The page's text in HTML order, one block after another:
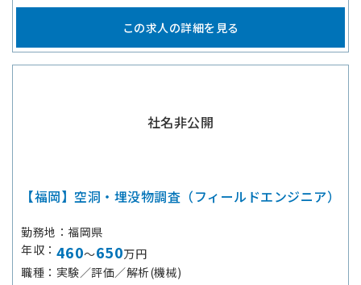
この求人の詳細を見る
社名非公開
【福岡】空洞・埋没物調査（フィールドエンジニア）
勤務地
福岡県
年収
460～650万円
職種
実験／評価／解析(機械)